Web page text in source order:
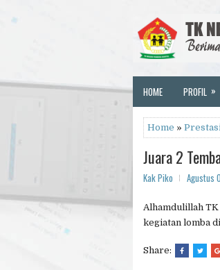
HOME PROFIL »
Home »
Juara 2
Kak Piko Agustus
Alhamdulillah
kegiatan lomba
Share: